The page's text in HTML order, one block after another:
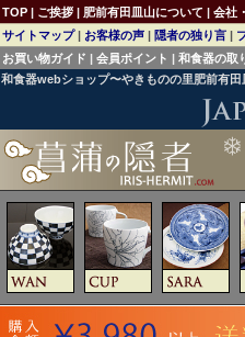
和食器webショップ〜やきものの里肥前有
TOP | ご挨拶 | 肥前有田皿山について | 会社
サイトマップ| お客様の声 | 隠者の独り言 |
お買い物ガイド | 会員ポイント | 和食器の取